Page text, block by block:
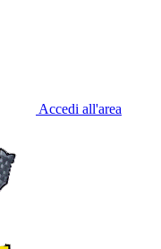
Accedi all'area